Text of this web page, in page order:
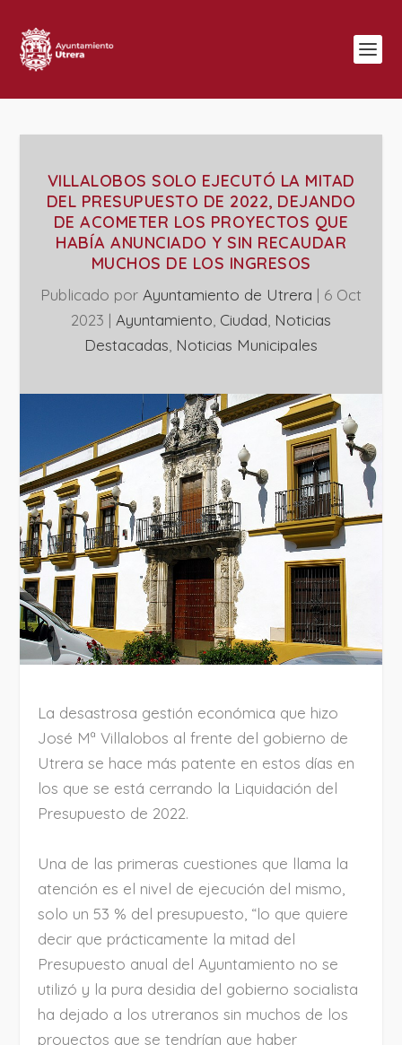
VILLALOBOS SOLO EJECUTÓ LA MITAD
DEL PRESUPUESTO DE 2022, DEJANDO
DE ACOMETER LOS PROYECTOS QUE
HABÍA ANUNCIADO Y SIN RECAUDAR
MUCHOS DE LOS INGRESOS
Publicado por Ayuntamiento de Utrera | 6 Oct
2023 | Ayuntamiento Ciudad Noticias
Destacadas ‎Noticias Municipales
La desastrosa gestión económica que hizo
José Mª Villalobos al frente del gobierno de
Utrera se hace más patente en estos días en
los que se está cerrando la Liquidación del
Presupuesto de 2022.
Una de las primeras cuestiones que llama la
atención es el nivel de ejecución del mismo,
solo un 53 % del presupuesto, “lo que quiere
decir que prácticamente la mitad del
Presupuesto anual del Ayuntamiento no se
utilizó y la pura desidia del gobierno socialista
ha dejado a los utreranos sin muchos de los
proyectos que se tendrían que haber